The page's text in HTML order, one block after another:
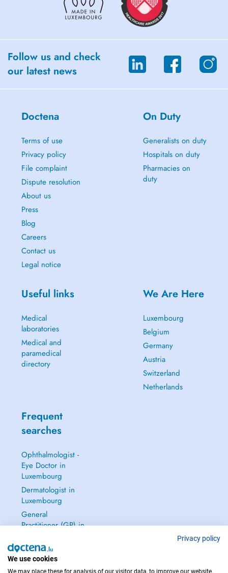
Follow us and check
our latest news
Doctena
Terms of use
Privacy policy
File complaint
Dispute resolution
About us
Press
Blog
Careers
Contact us
Legal notice
On Duty
Generalists on duty
Hospitals on duty
Pharmacies on
duty
Useful links
Medical
laboratories
Medical and
paramedical
directory
We Are Here
Luxembourg
Belgium
Germany
Austria
Switzerland
Netherlands
Frequent
searches
Ophthalmologist -
Eye Doctor in
Luxembourg
Dermatologist in
Luxembourg
General
Practitioner (GP) in
Gynecologist in
Luxembourg
Privacy policy
We use cookies
We may place these for analysis of our visitor data, to improve our website,